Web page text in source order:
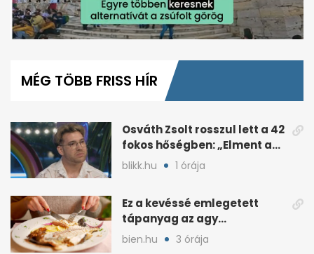
minute,
MÉG TÖBB FRISS HÍR
Osváth Zsolt rosszul lett a 42
fokos hőségben: „Elment a
kép”
blikk.hu 1 órája
Ez a kevéssé emlegetett
tápanyag az agy
működéséhez is kell
bien.hu 3 órája